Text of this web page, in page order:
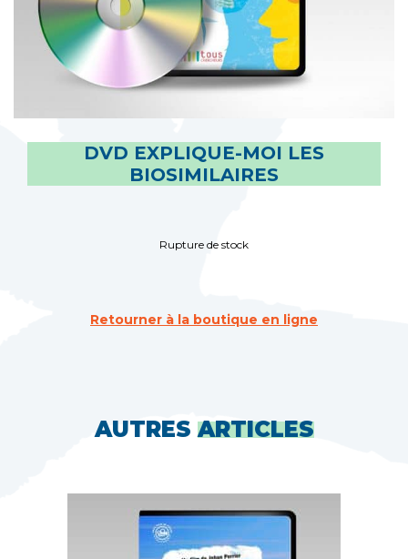
DVD EXPLIQUE-MOI LES
BIOSIMILAIRES
Rupture de stock
Retourner à la boutique en ligne
AUTRESARTICLES